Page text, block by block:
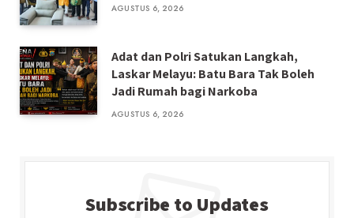
AGUSTUS 6, 2026
Adat dan Polri Satukan Langkah,
Laskar Melayu: Batu Bara Tak Boleh
Jadi Rumah bagi Narkoba
AGUSTUS 6, 2026
Subscribe to Updates